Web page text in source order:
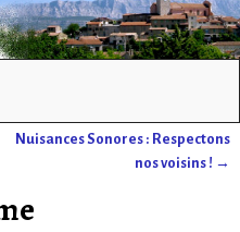
Nuisances Sonores : Respectons
nos voisins ! →